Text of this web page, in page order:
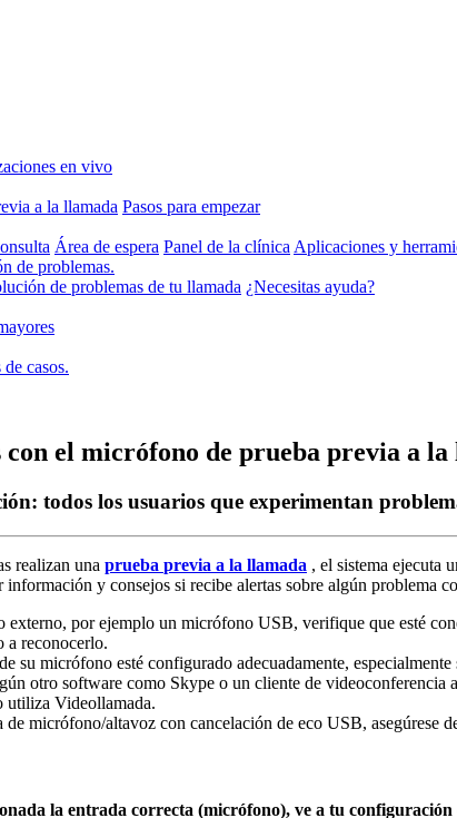
en vivo
a la llamada Pasos para empezar
Área de espera Panel de la clínica Aplicaciones y
de problemas.
de problemas de tu llamada ¿Necesitas ayuda?
casos.
con el micrófono de prueba previa a la
todos los usuarios que experimentan
realizan una prueba previa a la llamada , el sistema ejecuta
información y consejos si recibe alertas sobre algún problema
externo, por ejemplo un micrófono USB, verifique que esté
a reconocerlo.
de su micrófono esté configurado adecuadamente, especialmente
ún otro software como Skype o un cliente de videoconferencia
utiliza Videollamada.
de micrófono/altavoz con cancelación de eco USB, asegúrese
la entrada correcta (micrófono), ve a tu configuración